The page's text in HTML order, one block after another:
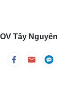
Tây Nguyên